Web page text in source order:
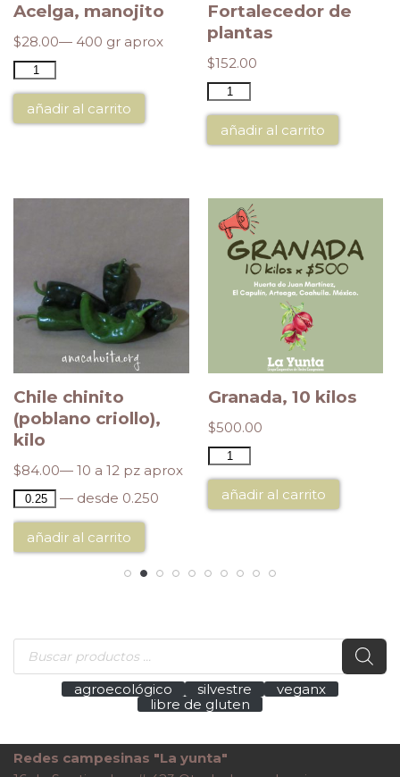
Acelga, manojito
$28.00— 400 gr aprox
añadir al carrito
Fortalecedor de
plantas
$152.00
añadir al carrito
Chile chinito
(poblano criollo),
kilo
$84.00— 10 a 12 pz aprox
— desde 0.250
añadir al carrito
Granada, 10 kilos
$500.00
añadir al carrito
agroecológico silvestre
veganx
libre de gluten
Redes campesinas "La yunta"